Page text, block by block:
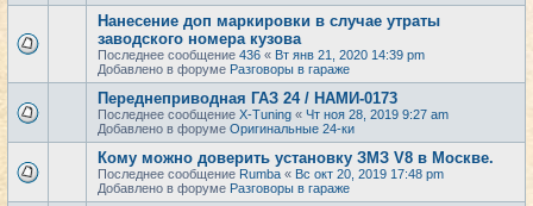
Нанесение доп маркировки в случае утраты
заводского номера кузова
Последнее сообщение 436 « Вт янв 21, 2020 14:39 pm
Добавлено в форуме Разговоры в гараже
Переднеприводная ГАЗ 24 / НАМИ-0173
Последнее сообщение X-Tuning « Чт ноя 28, 2019 9:27 am
Добавлено в форуме Оригинальные 24-ки
Кому можно доверить установку ЗМЗ V8 в Москве.
Последнее сообщение Rumba « Вс окт 20, 2019 17:48 pm
Добавлено в форуме Разговоры в гараже